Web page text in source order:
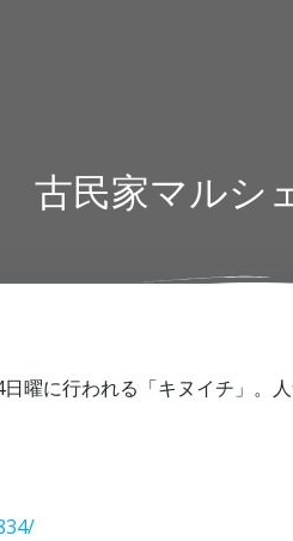
民家マルシ
曜に行われる「キヌイチ」。